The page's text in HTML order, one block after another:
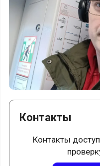
Контакты
Контакты